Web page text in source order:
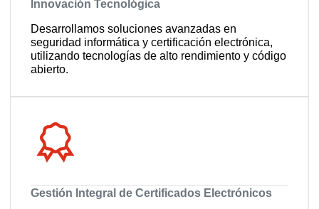
Innovación Tecnológica
Desarrollamos soluciones avanzadas en
seguridad informática y certificación electrónica,
utilizando tecnologías de alto rendimiento y código
abierto.
Gestión Integral de Certificados Electrónicos